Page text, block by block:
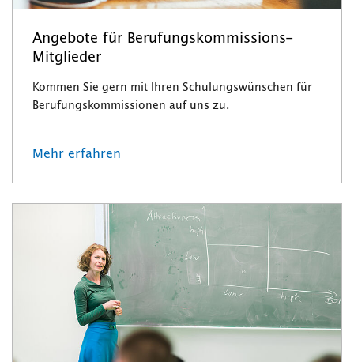
Angebote für Berufungskommissions-
Mitglieder
Kommen Sie gern mit Ihren Schulungswünschen für
Berufungskommissionen auf uns zu.
Mehr erfahren